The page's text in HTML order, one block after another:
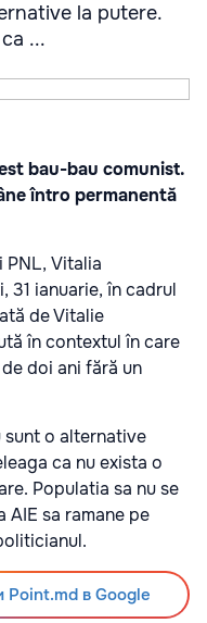
la putere.
...
bau-bau comunist.
întro permanentă
Vitalia
31 ianuarie, în cadrul
de Vitalie
în contextul în care
doi ani fără un
sunt o alternative
ca nu exista o
Populatia sa nu se
AIE sa ramane pe
Point.md в Google